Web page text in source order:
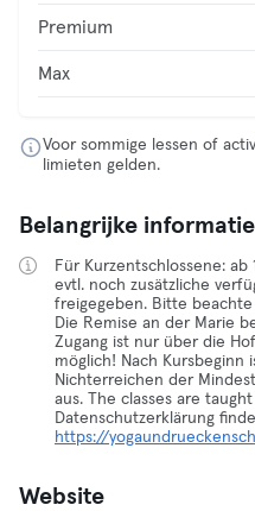
Premium
Max
Voor sommige lessen of
limieten gelden.
Belangrijke informatie
Für Kurzentschlossene:
evtl. noch zusätzliche
freigegeben. Bitte
Die Remise an der Marie
Zugang ist nur über die
möglich! Nach Kursbeginn
Nichterreichen der
aus. The classes are
Datenschutzerklärung
https://
Website